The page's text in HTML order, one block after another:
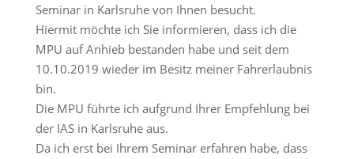
Seminar in Karlsruhe von Ihnen besucht.
Hiermit möchte ich Sie informieren, dass ich die
MPU auf Anhieb bestanden habe und seit dem
10.10.2019 wieder im Besitz meiner Fahrerlaubnis
bin.
Die MPU führte ich aufgrund Ihrer Empfehlung bei
der IAS in Karlsruhe aus.
Da ich erst bei Ihrem Seminar erfahren habe, dass